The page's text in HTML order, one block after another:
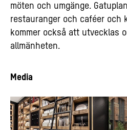
möten och umgänge.
restauranger och caféer och
kommer också att utvecklas
allmänheten.
Media